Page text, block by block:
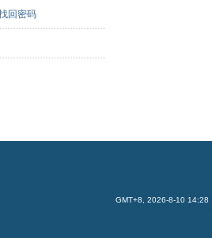
回密码
GMT+8, 2026-8-10 14:28